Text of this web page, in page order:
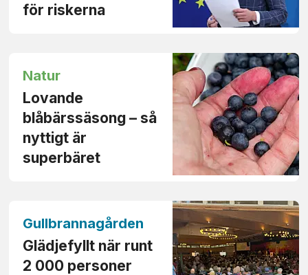
för riskerna
Natur
Lovande
blåbärssäsong – så
nyttigt är
superbäret
Gullbrannagården
Glädjefyllt när runt
2 000 personer